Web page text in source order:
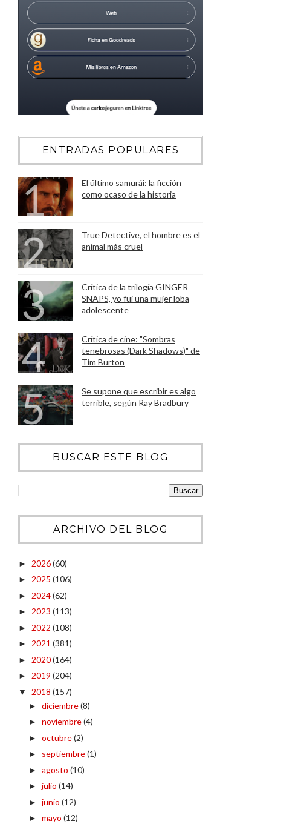
ENTRADAS POPULARES
El último samurái: la ficción
como ocaso de la historia
True Detective, el hombre es el
animal más cruel
Crítica de la trilogía GINGER
SNAPS, yo fui una mujer loba
adolescente
Crítica de cine: "Sombras
tenebrosas (Dark Shadows)" de
Tim Burton
Se supone que escribir es algo
terrible, según Ray Bradbury
BUSCAR ESTE BLOG
ARCHIVO DEL BLOG
► 2026(60)
► 2025 (106)
► 2024(62)
► 2023 (113)
► 2022 (108)
► 2021 (381)
► 2020(164)
► 2019 (204)
▼ 2018 (157)
► diciembre(8)
► noviembre(4)
► octubre(2)
► septiembre(1)
► agosto (10)
► julio (14)
► junio (12)
► mayo (12)